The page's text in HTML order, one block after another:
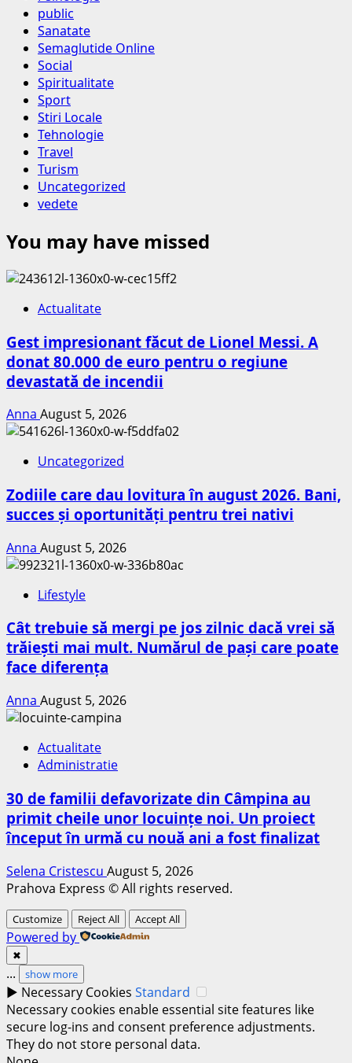
public
Sanatate
Semaglutide Online
Social
Spiritualitate
Sport
Stiri Locale
Tehnologie
Travel
Turism
Uncategorized
vedete
You may have missed
Actualitate
Gest impresionant făcut de Lionel Messi. A
donat 80.000 de euro pentru o regiune
devastată de incendii
Anna August 5, 2026
Uncategorized
Zodiile care dau lovitura în august 2026. Bani,
succes și oportunități pentru trei nativi
Anna August 5, 2026
Lifestyle
Cât trebuie să mergi pe jos zilnic dacă vrei să
trăiești mai mult. Numărul de pași care poate
face diferența
Anna August 5, 2026
Actualitate
Administratie
30 de familii defavorizate din Câmpina au
primit cheile unor locuințe noi. Un proiect
început în urmă cu nouă ani a fost finalizat
Selena Cristescu August 5, 2026
Prahova Express © All rights reserved.
Customize Reject All Accept All
Powered by
✖
... show more
► Necessary Cookies Standard
Necessary cookies enable essential site features like
secure log-ins and consent preference adjustments.
They do not store personal data.